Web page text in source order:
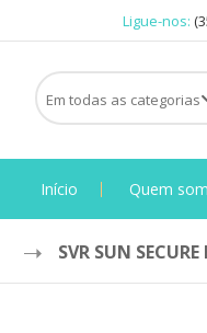
Ligue-nos:
Início Quem
SVR SUN